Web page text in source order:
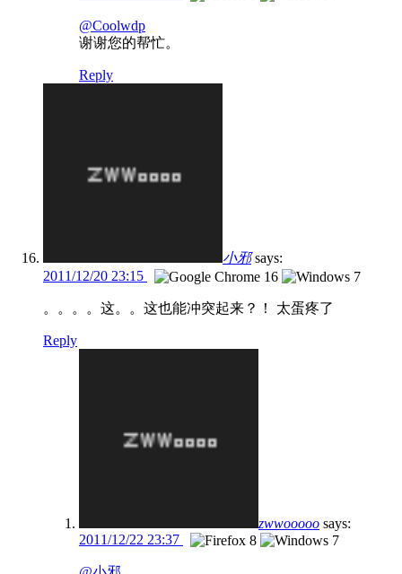
@Coolwdp
谢谢您的帮忙。
Reply
小邪 says:
2011/12/20 23:15
。。。。这。。这也能冲突起来？！ 太蛋疼了
Reply
zwwooooo says:
2011/12/22 23:37